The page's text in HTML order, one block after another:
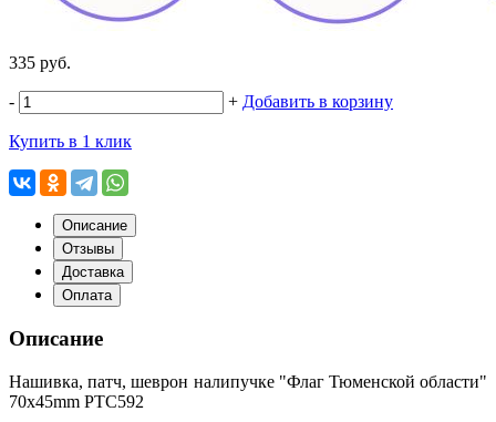
335 руб.
- + Добавить в корзину
Купить в 1 клик
Описание
Отзывы
Доставка
Оплата
Описание
Нашивка, патч, шеврон налипучке "Флаг Тюменской области"
70x45mm PTC592